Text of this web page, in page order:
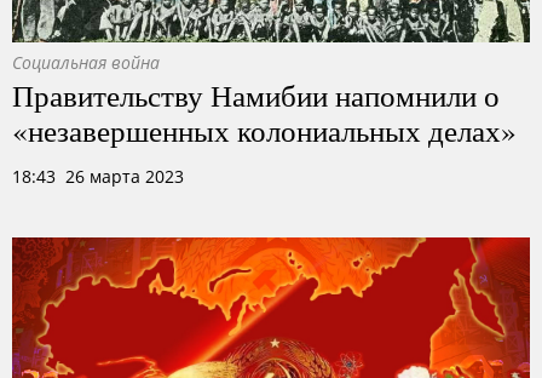
Социальная война
Правительству Намибии напомнили о
«незавершенных колониальных делах»
18:43 26 марта 2023